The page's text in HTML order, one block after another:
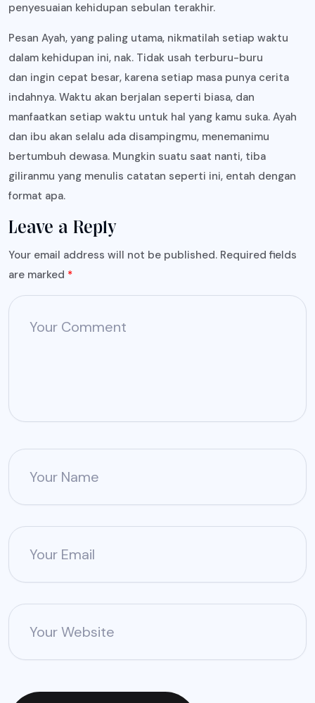
penyesuaian kehidupan sebulan terakhir.
Pesan Ayah, yang paling utama, nikmatilah setiap waktu
dalam kehidupan ini, nak. Tidak usah terburu-buru
dan ingin cepat besar, karena setiap masa punya cerita
indahnya. Waktu akan berjalan seperti biasa, dan
manfaatkan setiap waktu untuk hal yang kamu suka. Ayah
dan ibu akan selalu ada disampingmu, menemanimu
bertumbuh dewasa. Mungkin suatu saat nanti, tiba
giliranmu yang menulis catatan seperti ini, entah dengan
format apa.
Leave a Reply
Your email address will not be published. Required fields
are marked *
Your Comment
Your Name
Your Email
Your Website